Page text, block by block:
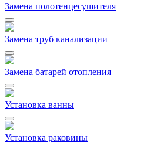
Замена полотенцесушителя
Замена труб канализации
Замена батарей отопления
Установка ванны
Установка раковины